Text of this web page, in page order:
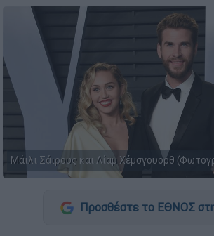
Μάιλι Σάιρους και Λίαμ Χέμσγουορθ
Προσθέστε το ΕΘΝΟΣ